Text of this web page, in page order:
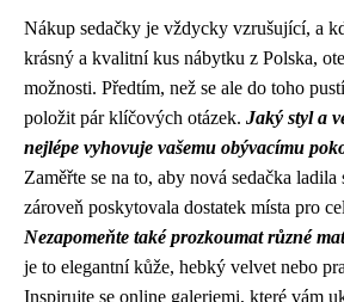
Nákup sedačky je vždycky vzrušující, a
krásný a kvalitní kus nábytku z Polska,
možnosti. Předtím, než se ale do toho
položit pár klíčových otázek. Jaký styl a
nejlépe vyhovuje vašemu obývacímu
Zaměřte se na to, aby nová sedačka ladila
zároveň poskytovala dostatek místa pro
Nezapomeňte také prozkoumat různé
je to elegantní kůže, hebký velvet nebo
Inspirujte se online galeriemi, které vám